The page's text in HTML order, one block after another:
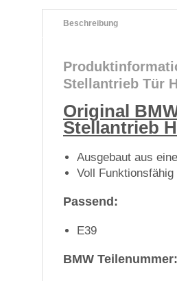
Beschreibung
Stellantrieb Tür
Original
Stellantrieb
Ausgebaut aus
Voll Funktionsfähig
Passend:
E39
BMW Teilenummer: